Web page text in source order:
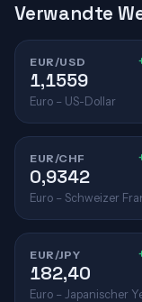
Verwandte
EUR/USD
1,1559
Euro – US-Dollar
EUR/CHF
0,9342
Euro – Schweizer
EUR/JPY
182,40
Euro – Japanischer